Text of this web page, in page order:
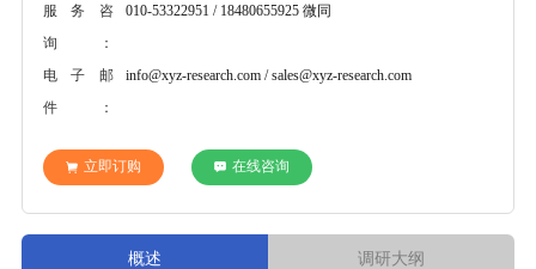
服务咨
询：
010-53322951 / 18480655925 微同
电子邮
件：
info@xyz-research.com / sales@xyz-research.com
立即订购 在线咨询
概述 调研大纲